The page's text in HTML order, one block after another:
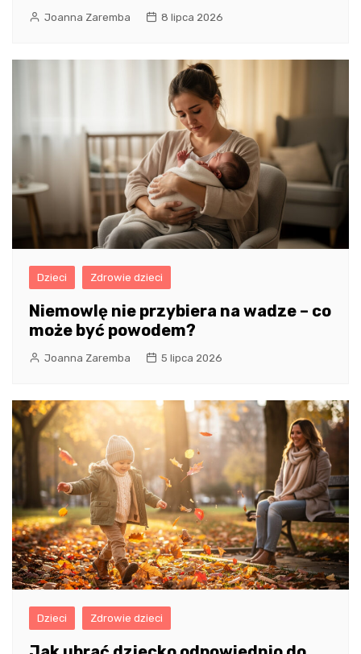
Joanna Zaremba 8 lipca 2026
Dzieci Zdrowie dzieci
Niemowlę nie przybiera na wadze – co
może być powodem?
Joanna Zaremba 5 lipca 2026
Dzieci Zdrowie dzieci